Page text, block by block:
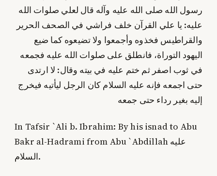
رسول الله صلى الله عليه وآله قال لعلي صلوات الله
عليه: يا علي القرآن خلف فراشي في الصحف الحرير
والقراطيس فخذوه وأجمعوا ولا تضيعوه كما ضيع
اليهود التوراة، فانطلق على صلوات الله عليه فجمعه
في ثوب اصفر ثم ختم عليه في بيته وقال: لا ارتدى
حتى اجمعه فإنه عليه السلام كان الرجل ليأتيه فيخرج
إليه بغير رداء حتى جمعه
In Tafsir `Ali b. Ibrahim: By his isnad to Abu
Bakr al-Hadrami from Abu `Abdillah عليه
السلام.